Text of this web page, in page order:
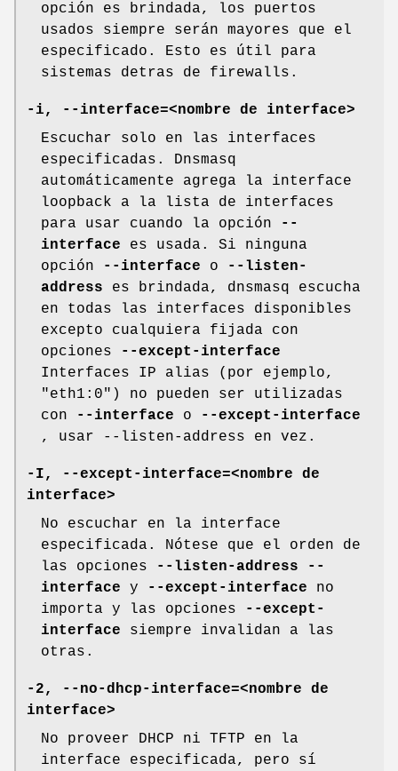
opción es brindada, los puertos
usados siempre serán mayores que el
especificado. Esto es útil para
sistemas detras de firewalls.
-i, --interface=<nombre de interface>
Escuchar solo en las interfaces
especificadas. Dnsmasq
automáticamente agrega la interface
loopback a la lista de interfaces
para usar cuando la opción
--
interface es usada. Si ninguna
opción
--interface o
--listen-
address es brindada, dnsmasq escucha
en todas las interfaces disponibles
excepto cualquiera fijada con
opciones
--except-interface
Interfaces IP alias (por ejemplo,
"eth1:0") no pueden ser utilizadas
con
--interface o
--except-interface
, usar --listen-address en vez.
-I, --except-interface=<nombre de
interface>
No escuchar en la interface
especificada. Nótese que el orden de
las opciones
--listen-address
--
interface y --except-interface no
importa y las opciones
--except-
interface siempre invalidan a las
otras.
-2, --no-dhcp-interface=<nombre de
interface>
No proveer DHCP ni TFTP en la
interface especificada, pero sí